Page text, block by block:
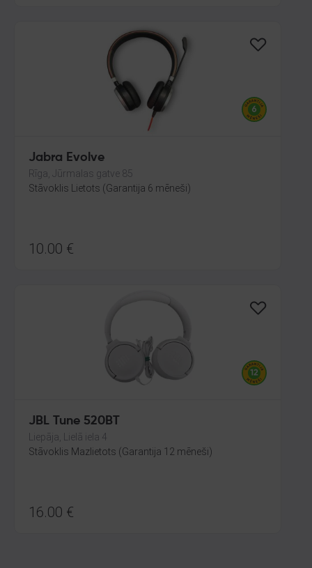
Jabra Evolve
Rīga, Jūrmalas gatve 85
Stāvoklis Lietots (Garantija 6 mēneši)
10.00 €
JBL Tune 520BT
Liepāja, Lielā iela 4
Stāvoklis Mazlietots (Garantija 12 mēneši)
16.00 €